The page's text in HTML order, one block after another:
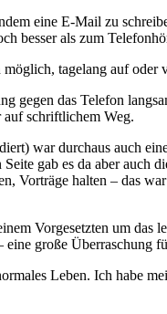
eine E-Mail zu
besser als zum
tagelang auf
gegen das Telefon
schriftlichem Weg.
war durchaus auch
gab es da aber auch
Vorträge halten – das
Vorgesetzten um das
große Überraschung
Leben. Ich habe